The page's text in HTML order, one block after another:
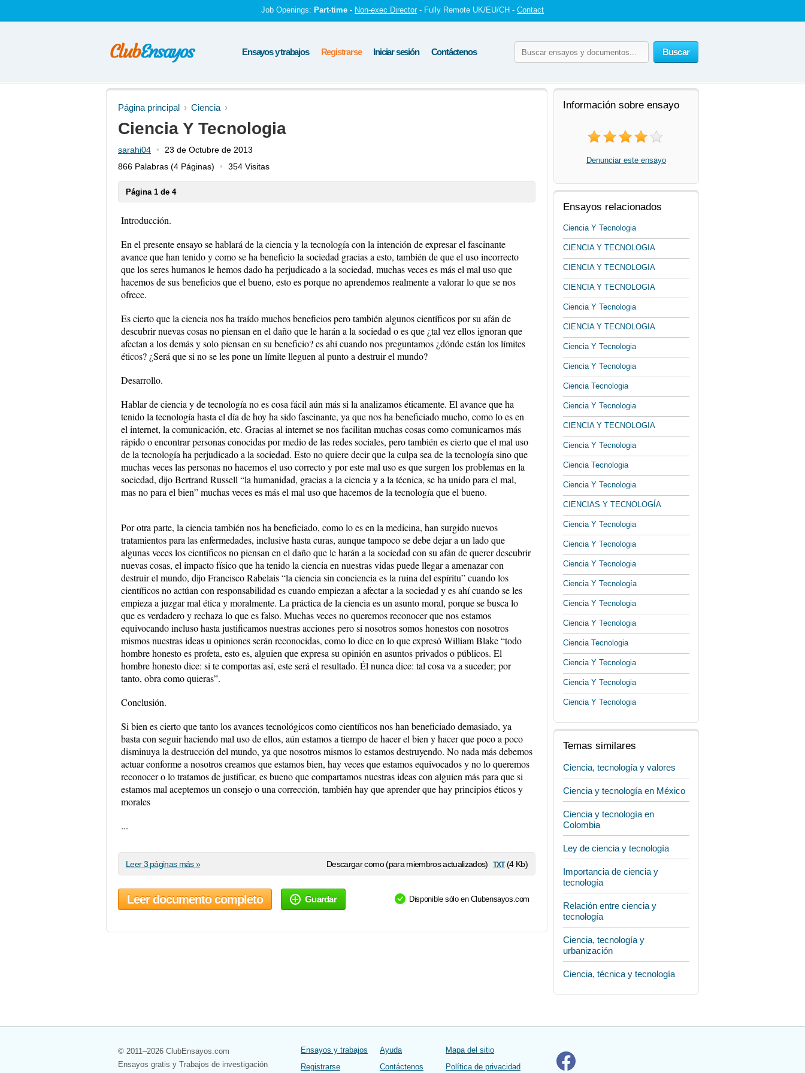
Job Openings: Part-time - Non-exec Director - Fully Remote UK/EU/CH - Contact
Buscar
Ensayos y trabajos Registrarse Iniciar sesión Contáctenos
Página principal Ciencia
Ciencia Y Tecnologia
sarahi04
23 de Octubre de 2013
866 Palabras (4 Páginas) 354 Visitas
Página 1 de 4
Introducción.
En el presente ensayo se hablará de la ciencia y la tecnología con la intención de expresar el fascinante
avance que han tenido y como se ha beneficio la sociedad gracias a esto, también de que el uso incorrecto
que los seres humanos le hemos dado ha perjudicado a la sociedad, muchas veces es más el mal uso que
hacemos de sus beneficios que el bueno, esto es porque no aprendemos realmente a valorar lo que se nos
ofrece.
Es cierto que la ciencia nos ha traído muchos beneficios pero también algunos científicos por su afán de
descubrir nuevas cosas no piensan en el daño que le harán a la sociedad o es que ¿tal vez ellos ignoran que
afectan a los demás y solo piensan en su beneficio? es ahí cuando nos preguntamos ¿dónde están los límites
éticos? ¿Será que si no se les pone un límite lleguen al punto a destruir el mundo?
Desarrollo.
Hablar de ciencia y de tecnología no es cosa fácil aún más si la analizamos éticamente. El avance que ha
tenido la tecnología hasta el día de hoy ha sido fascinante, ya que nos ha beneficiado mucho, como lo es en
el internet, la comunicación, etc. Gracias al internet se nos facilitan muchas cosas como comunicarnos más
rápido o encontrar personas conocidas por medio de las redes sociales, pero también es cierto que el mal uso
de la tecnología ha perjudicado a la sociedad. Esto no quiere decir que la culpa sea de la tecnología sino que
muchas veces las personas no hacemos el uso correcto y por este mal uso es que surgen los problemas en la
sociedad, dijo Bertrand Russell “la humanidad, gracias a la ciencia y a la técnica, se ha unido para el mal,
mas no para el bien” muchas veces es más el mal uso que hacemos de la tecnología que el bueno.
Por otra parte, la ciencia también nos ha beneficiado, como lo es en la medicina, han surgido nuevos
tratamientos para las enfermedades, inclusive hasta curas, aunque tampoco se debe dejar a un lado que
algunas veces los científicos no piensan en el daño que le harán a la sociedad con su afán de querer descubrir
nuevas cosas, el impacto físico que ha tenido la ciencia en nuestras vidas puede llegar a amenazar con
destruir el mundo, dijo Francisco Rabelais “la ciencia sin conciencia es la ruina del espíritu” cuando los
científicos no actúan con responsabilidad es cuando empiezan a afectar a la sociedad y es ahí cuando se les
empieza a juzgar mal ética y moralmente. La práctica de la ciencia es un asunto moral, porque se busca lo
que es verdadero y rechaza lo que es falso. Muchas veces no queremos reconocer que nos estamos
equivocando incluso hasta justificamos nuestras acciones pero si nosotros somos honestos con nosotros
mismos nuestras ideas u opiniones serán reconocidas, como lo dice en lo que expresó William Blake “todo
hombre honesto es profeta, esto es, alguien que expresa su opinión en asuntos privados o públicos. El
hombre honesto dice: si te comportas así, este será el resultado. Él nunca dice: tal cosa va a suceder; por
tanto, obra como quieras”.
Conclusión.
Si bien es cierto que tanto los avances tecnológicos como científicos nos han beneficiado demasiado, ya
basta con seguir haciendo mal uso de ellos, aún estamos a tiempo de hacer el bien y hacer que poco a poco
disminuya la destrucción del mundo, ya que nosotros mismos lo estamos destruyendo. No nada más debemos
actuar conforme a nosotros creamos que estamos bien, hay veces que estamos equivocados y no lo queremos
reconocer o lo tratamos de justificar, es bueno que compartamos nuestras ideas con alguien más para que si
estamos mal aceptemos un consejo o una corrección, también hay que aprender que hay principios éticos y
morales
...
Descargar como (para miembros actualizados) txt(4 Kb)
Leer 3 páginas más »
Leer documento completo Guardar Disponible sólo en Clubensayos.com
Información sobre ensayo
Denunciar este ensayo
Ensayos relacionados
Ciencia Y Tecnologia
CIENCIA Y TECNOLOGIA
CIENCIA Y TECNOLOGIA
CIENCIA Y TECNOLOGIA
Ciencia Y Tecnologia
CIENCIA Y TECNOLOGIA
Ciencia Y Tecnologia
Ciencia Y Tecnologia
Ciencia Tecnologia
Ciencia Y Tecnologia
CIENCIA Y TECNOLOGIA
Ciencia Y Tecnologia
Ciencia Tecnologia
Ciencia Y Tecnologia
CIENCIAS Y TECNOLOGÍA
Ciencia Y Tecnologia
Ciencia Y Tecnologia
Ciencia Y Tecnologia
Ciencia Y Tecnología
Ciencia Y Tecnologia
Ciencia Y Tecnologia
Ciencia Tecnologia
Ciencia Y Tecnologia
Ciencia Y Tecnologia
Ciencia Y Tecnologia
Temas similares
Ciencia, tecnología y valores
Ciencia y tecnología en México
Ciencia y tecnología en
Colombia
Ley de ciencia y tecnología
Importancia de ciencia y
tecnología
Relación entre ciencia y
tecnología
Ciencia, tecnología y
urbanización
Ciencia, técnica y tecnología
© 2011–2026 ClubEnsayos.com
Ensayos gratis y Trabajos de investigación
Ensayos y trabajos
Registrarse
Ayuda
Contáctenos
Mapa del sitio
Política de privacidad